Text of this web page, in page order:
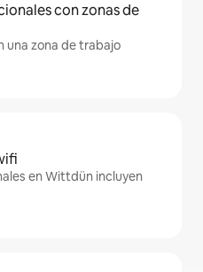
con zonas de
una zona de trabajo
en Wittdün incluyen